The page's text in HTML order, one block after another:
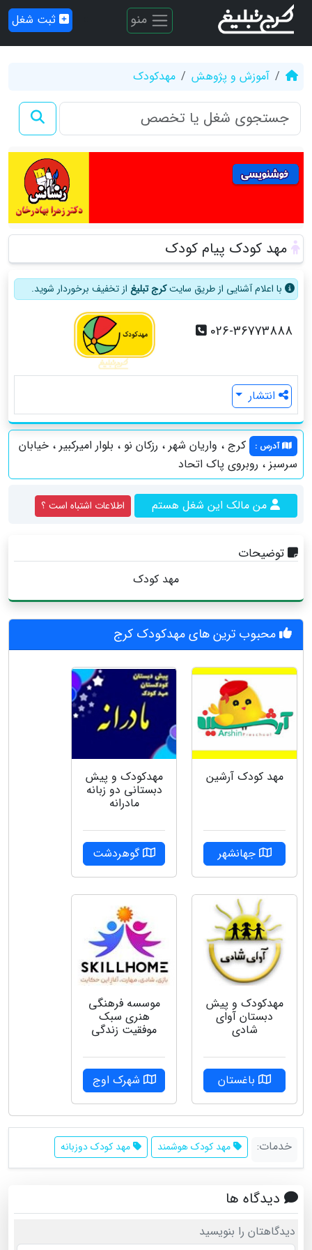
منو ثبت شغل
آموزش و پژوهش مهدکودک
مهد کودک پیام کودک
با اعلام آشنایی از طریق سایتکرج تبلیغ از تخفیف برخوردار شوید.
026-36773888
انتشار
آدرس :
کرج ، واريان شهر ، رزكان نو ، بلوار اميركبير ، خيابان
سرسبز ، روبروي پاك اتحاد
من مالک این شغل هستم اطلاعات اشتباه است ؟
توضیحات
مهد کودک
محبوب ترین های مهدکودک کرج
مهد کودک آرشین
جهانشهر
مهدکودک و پیش
دبستانی دو زبانه
مادرانه
گوهردشت
مهدکودک و پیش
دبستان آوای
شادی
باغستان
موسسه فرهنگی
هنری سبک
موفقیت زندگی
شهرک اوج
خدمات: مهد کودک هوشمند مهد کودک دوزبانه
دیدگاه ها
دیدگاهتان را بنویسید